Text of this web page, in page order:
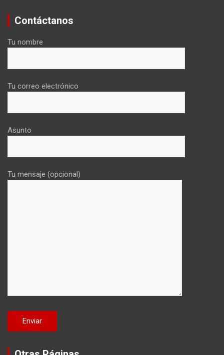
Contáctanos
Tu nombre
Tu correo electrónico
Asunto
Tu mensaje (opcional)